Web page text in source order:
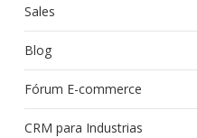
Sales
Blog
Fórum E-commerce
CRM para Industrias